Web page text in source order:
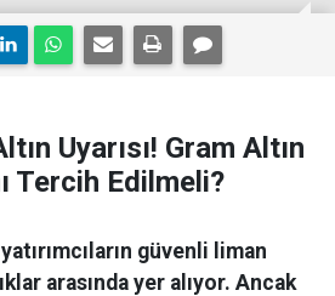
Uyarısı! Gram Altın
Tercih Edilmeli?
güvenli liman
arasında yer alıyor. Ancak